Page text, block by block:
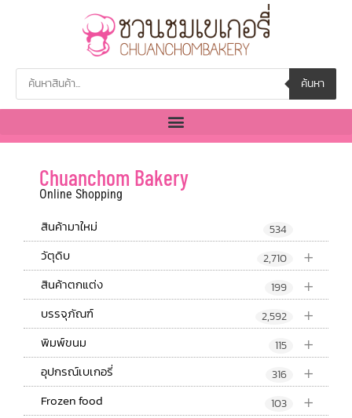
ค้นหา
Chuanchom Bakery
Online Shopping
สินค้ามาใหม่ 534
+
วัตุดิบ 2,710
+
สินค้าตกแต่ง 199
+
บรรจุภัณฑ์ 2,592
+
พิมพ์ขนม 115
+
อุปกรณ์เบเกอรี่ 316
+
Frozen food 103